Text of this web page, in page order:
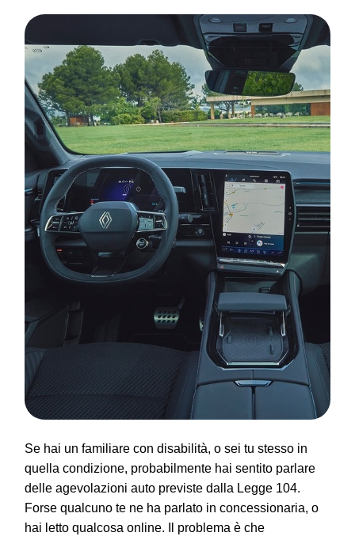
Se hai un familiare con disabilità, o sei tu stesso in
quella condizione, probabilmente hai sentito parlare
delle agevolazioni auto previste dalla Legge 104.
Forse qualcuno te ne ha parlato in concessionaria, o
hai letto qualcosa online. Il problema è che